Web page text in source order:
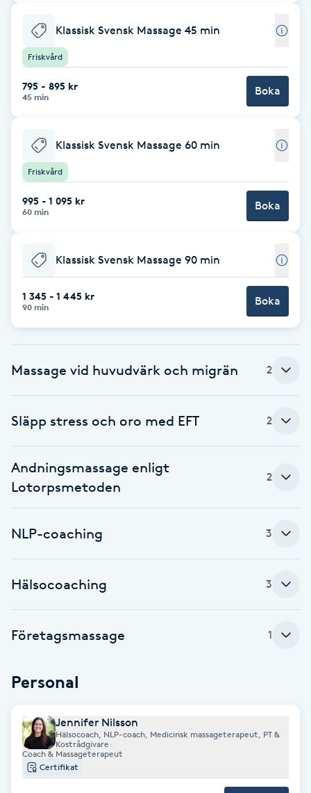
Babylights
Balayage
Bambumassage
Barber
Barnklippning
BIAB
Blowout
Bottenfärg
Brynfärgning
Brynplockning
C
Celluliter
Color correction
Damklippning
Dermapen
Diamantslipning
Klassisk Svensk Massage 45 min
Friskvård
795 - 895 kr
45 min Boka
Klassisk Svensk Massage 60 min
Friskvård
995 - 1 095 kr
60 min Boka
Klassisk Svensk Massage 90 min
1 345 - 1 445 kr
90 min Boka
Massage vid huvudvärk och migrän 2
Släpp stress och oro med EFT 2
Andningsmassage enligt
Lotorpsmetoden
2
NLP-coaching 3
Hälsocoaching 3
Företagsmassage 1
Personal
Jennifer Nilsson
Hälsocoach, NLP-coach, Medicinsk massageterapeut, PT &
Kostrådgivare
Coach & Massageterapeut
Certifikat